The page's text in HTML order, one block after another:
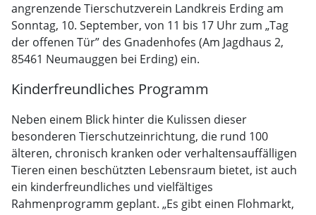
angrenzende Tierschutzverein Landkreis Erding am
Sonntag, 10. September, von 11 bis 17 Uhr zum „Tag
der offenen Tür” des Gnadenhofes (Am Jagdhaus 2,
85461 Neumauggen bei Erding) ein.
Kinderfreundliches Programm
Neben einem Blick hinter die Kulissen dieser
besonderen Tierschutzeinrichtung, die rund 100
älteren, chronisch kranken oder verhaltensauffälligen
Tieren einen beschützten Lebensraum bietet, ist auch
ein kinderfreundliches und vielfältiges
Rahmenprogramm geplant. „Es gibt einen Flohmarkt,